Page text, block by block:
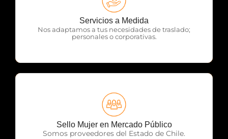
Servicios a Medida
Nos adaptamos a tus necesidades de traslado;
personales o corporativas.
OTP Servicios
Sello Mujer en Mercado Público
Somos proveedores del Estado de Chile.
OTP Servicios